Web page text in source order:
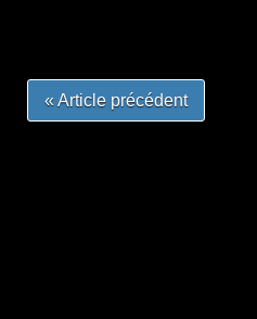
« Article précédent